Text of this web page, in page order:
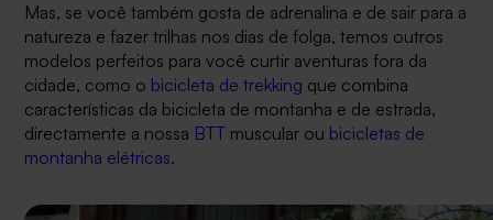
Mas, se você também gosta de adrenalina e de sair para a
natureza e fazer trilhas nos dias de folga, temos outros
modelos perfeitos para você curtir aventuras fora da
cidade, como o bicicleta de trekking que combina
características da bicicleta de montanha e de estrada,
directamente a nossa BTT muscular ou bicicletas de
montanha elétricas.